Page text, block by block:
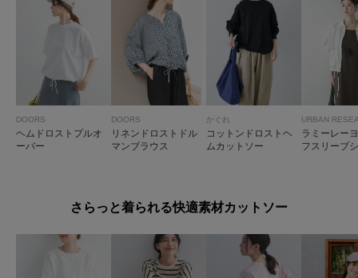
DOORS
ヘムドロストプルオ
ーバー
DOORS
リネンドロストドル
マンブラウス
かぐれ
コットンドロストヘ
ムカットソー
URBAN
ラミーレー
フスリーブ
さらっと着られる快適素材カットソー